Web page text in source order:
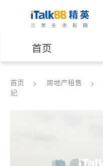
首页
医生
首页 房地产租售
纪